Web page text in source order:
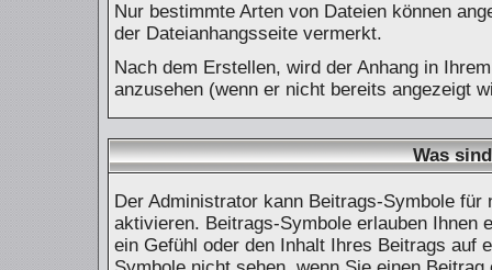
Nur bestimmte Arten von Dateien können
der Dateianhangsseite vermerkt.
Nach dem Erstellen, wird der Anhang in
anzusehen (wenn er nicht bereits angezeigt
Was
Der Administrator kann Beitrags-Symbole
aktivieren. Beitrags-Symbole erlauben Ihnen
ein Gefühl oder den Inhalt Ihres Beitrags auf